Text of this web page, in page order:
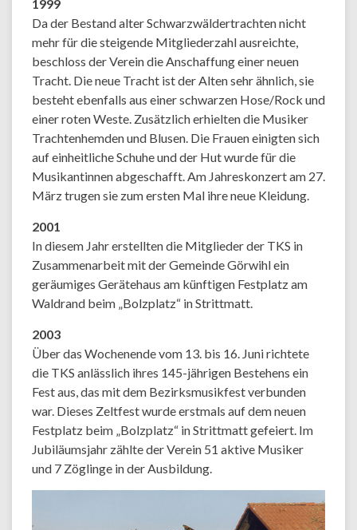
1999
Da der Bestand alter Schwarzwäldertrachten nicht
mehr für die steigende Mitgliederzahl ausreichte,
beschloss der Verein die Anschaffung einer neuen
Tracht. Die neue Tracht ist der Alten sehr ähnlich, sie
besteht ebenfalls aus einer schwarzen Hose/Rock und
einer roten Weste. Zusätzlich erhielten die Musiker
Trachtenhemden und Blusen. Die Frauen einigten sich
auf einheitliche Schuhe und der Hut wurde für die
Musikantinnen abgeschafft. Am Jahreskonzert am 27.
März trugen sie zum ersten Mal ihre neue Kleidung.
2001
In diesem Jahr erstellten die Mitglieder der TKS in
Zusammenarbeit mit der Gemeinde Görwihl ein
geräumiges Gerätehaus am künftigen Festplatz am
Waldrand beim „Bolzplatz“ in Strittmatt.
2003
Über das Wochenende vom 13. bis 16. Juni richtete
die TKS anlässlich ihres 145-jährigen Bestehens ein
Fest aus, das mit dem Bezirksmusikfest verbunden
war. Dieses Zeltfest wurde erstmals auf dem neuen
Festplatz beim „Bolzplatz“ in Strittmatt gefeiert. Im
Jubiläumsjahr zählte der Verein 51 aktive Musiker
und 7 Zöglinge in der Ausbildung.